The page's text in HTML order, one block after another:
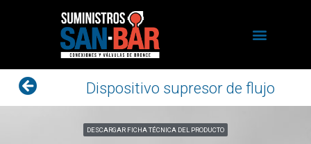
Dispositivo supresor de flujo
DESCARGAR FICHA TÉCNICA DEL PRODUCTO